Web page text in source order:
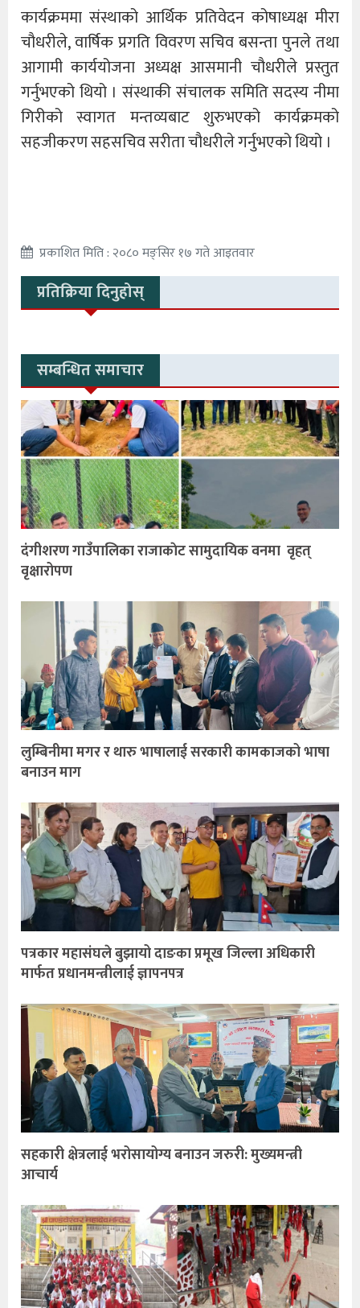
कार्यक्रममा संस्थाको आर्थिक प्रतिवेदन कोषाध्यक्ष मीरा
चौधरीले, वार्षिक प्रगति विवरण सचिव बसन्ता पुनले तथा
आगामी कार्ययोजना अध्यक्ष आसमानी चौधरीले प्रस्तुत
गर्नुभएको थियो । संस्थाकी संचालक समिति सदस्य नीमा
गिरीको स्वागत मन्तव्यबाट शुरुभएको कार्यक्रमको
सहजीकरण सहसचिव सरीता चौधरीले गर्नुभएको थियो ।
प्रकाशित मिति : २०८० मङ्सिर १७ गते आइतवार
प्रतिक्रिया दिनुहोस्
सम्बन्धित समाचार
दंगीशरण गाउँपालिका राजाकाेट सामुदायिक वनमा वृहत्
वृक्षारोपण
लुम्बिनीमा मगर र थारु भाषालाई सरकारी कामकाजको भाषा
बनाउन माग
पत्रकार महासंघले बुझायो दाङका प्रमूख जिल्ला अधिकारी
मार्फत प्रधानमन्त्रीलाई ज्ञापनपत्र
सहकारी क्षेत्रलाई भरोसायोग्य बनाउन जरुरी: मुख्यमन्त्री
आचार्य